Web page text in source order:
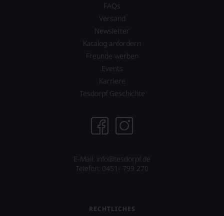
FAQs
Versand
Newsletter
Katalog anfordern
Freunde werben
Events
Karriere
Tesdorpf Geschichte
E-Mail: info@tesdorpf.de
Telefon: 0451- 799 270
RECHTLICHES